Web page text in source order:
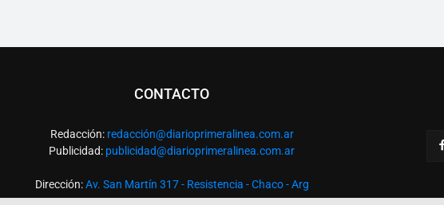
CONTACTO
Redacción: redacción@diarioprimeralinea.com.ar
Publicidad: publicidad@diarioprimeralinea.com.ar
Dirección:Av. San Martín 317 - Resistencia - Chaco - Arg